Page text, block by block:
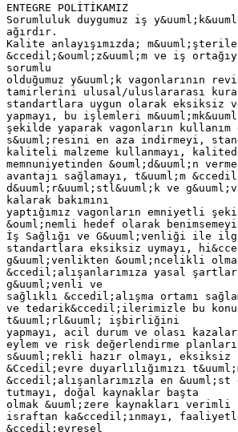
ENTEGRE POLİTİKAMIZ
Sorumluluk duygumuz iş
ağırdır.
Kalite anlayışımızda;
&ccedil;&ouml;z&uuml;m ve iş
sorumlu
olduğumuz y&uuml;k vagonlarının
tamirlerini ulusal/uluslararası
standartlara uygun olarak eksiksiz ve
yapmayı, bu işlemleri
şekilde yaparak vagonların kullanım
s&uuml;resini en aza indirmeyi,
kaliteli malzeme kullanmayı,
memnuniyetinden &ouml;d&uuml;n
avantajı sağlamayı, t&uuml;m
d&uuml;r&uuml;stl&uuml;k ve
kalarak bakımını
yaptığımız vagonların emniyetli
&ouml;nemli hedef olarak
İş Sağlığı ve G&uuml;venliği ile
standartlara eksiksiz uymayı,
g&uuml;venlikten &ouml;ncelikli
&ccedil;alışanlarımıza yasal
g&uuml;venli ve
sağlıklı &ccedil;alışma ortamı
ve tedarik&ccedil;ilerimizle bu
t&uuml;rl&uuml; işbirliğini
yapmayı, acil durum ve olası
eylem ve risk değerlendirme
s&uuml;rekli hazır olmayı, eksiksiz
&Ccedil;evre duyarlılığımızı
&ccedil;alışanlarımızla en &uuml;st
tutmayı, doğal kaynaklar başta
olmak &uuml;zere kaynakları verimli
israftan ka&ccedil;ınmayı,
&ccedil;evresel